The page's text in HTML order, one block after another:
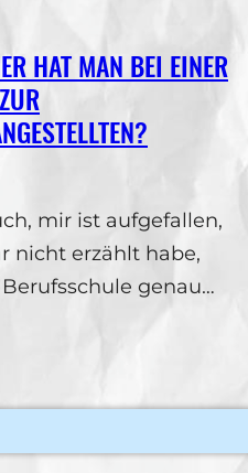
HAT MAN BEI EINER
mir ist aufgefallen,
nicht erzählt habe,
genau…